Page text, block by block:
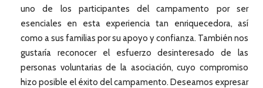
uno de los participantes del campamento por ser
esenciales en esta experiencia tan enriquecedora, así
como a sus familias por su apoyo y confianza. También nos
gustaría reconocer el esfuerzo desinteresado de las
personas voluntarias de la asociación, cuyo compromiso
hizo posible el éxito del campamento. Deseamos expresar